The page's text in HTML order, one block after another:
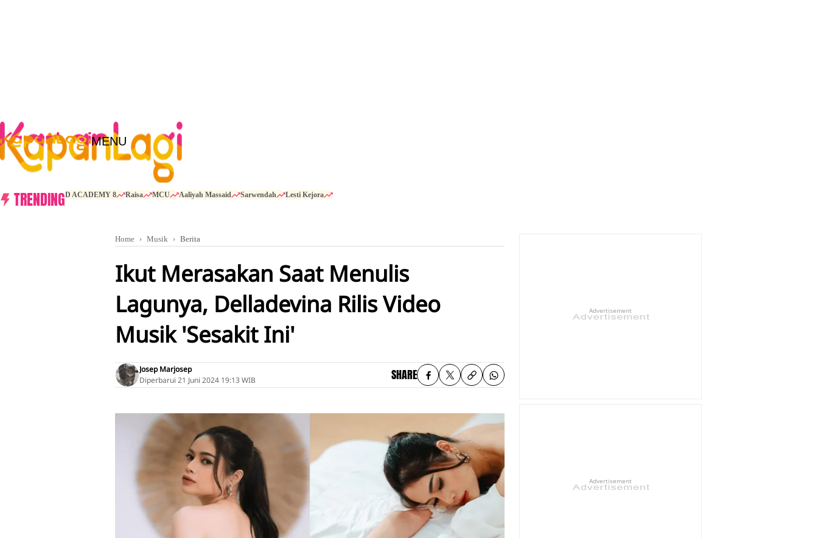
MENU
TRENDINGD ACADEMY 8 Raisa MCU Aaliyah Massaid Sarwendah Lesti Kejora
Home Musik Berita
Ikut Merasakan Saat Menulis
Lagunya, Delladevina Rilis Video
Musik 'Sesakit Ini'
Josep Marjosep
Diperbarui 21 Juni 2024 19:13 WIB SHARE
Advertisement
Advertisement